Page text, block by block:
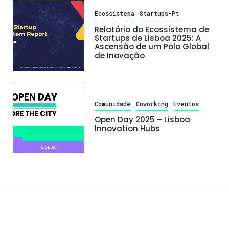
Ecossistema Startups-Pt
Relatório do Ecossistema de
Startups de Lisboa 2025: A
Ascensão de um Polo Global
de Inovação
Comunidade Coworking Eventos
Open Day 2025 – Lisboa
Innovation Hubs